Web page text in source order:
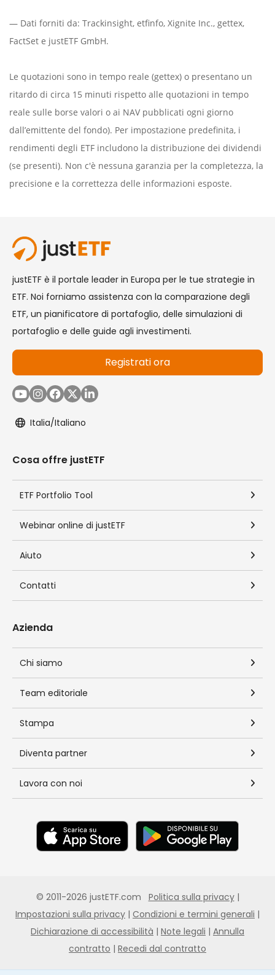
— Dati forniti da: Trackinsight, etfinfo, Xignite Inc., gettex,
FactSet e justETF GmbH.
Le quotazioni sono in tempo reale (gettex) o presentano un
ritardo di circa 15 minuti rispetto alle quotazioni in tempo
reale sulle borse valori o ai NAV pubblicati ogni giorno
dall’emittente del fondo). Per impostazione predefinita, i
rendimenti degli ETF includono la distribuzione dei dividendi
(se presenti). Non c'è nessuna garanzia per la completezza, la
precisione e la correttezza delle informazioni esposte.